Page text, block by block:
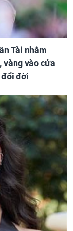
Tài nhắm
vàng vào cửa
đổi đời